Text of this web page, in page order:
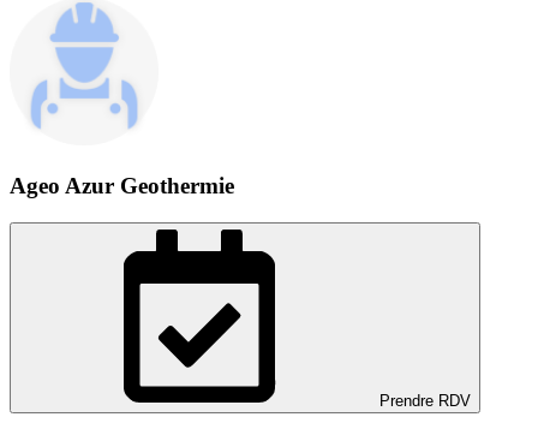
Ageo Azur Geothermie
Prendre RDV